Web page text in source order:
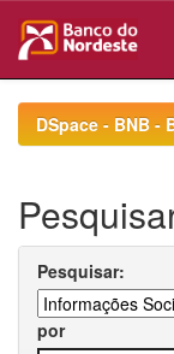
navigationDSpace - BNB -
Pesquisar:
por